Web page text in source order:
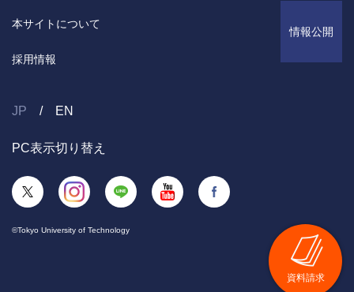
情報公開
本サイトについて
採用情報
JP EN
PC表示切り替え
©Tokyo University of Technology
資料請求